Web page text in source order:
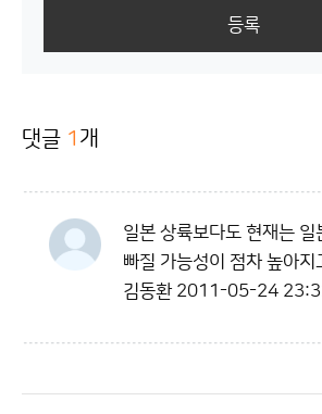
등록
댓글 1 개
일본 상륙보다도 현재는 일
빠질 가능성이 점차 높아지
김동환 2011-05-24